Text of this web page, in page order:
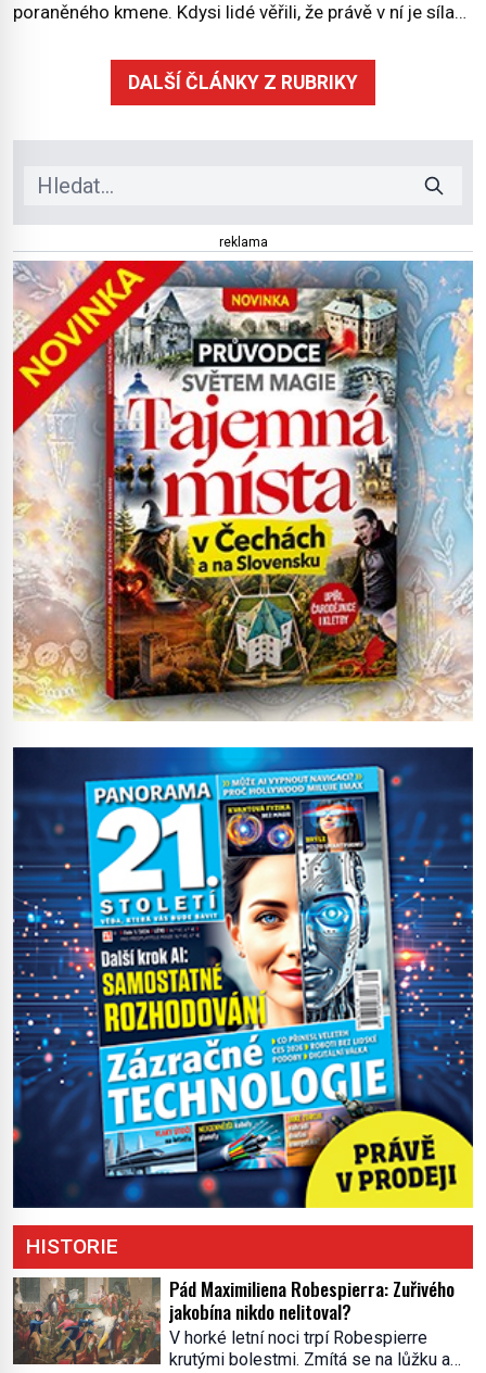
poraněného kmene. Kdysi lidé věřili, že právě v ní je síla
lidstvo pracovalo. Chrání strom před infekcí, hmyzem a
vysycháním. Dá se říct, že je to přírodní […]
DALŠÍ ČLÁNKY Z RUBRIKY
reklama
HISTORIE
Pád Maximiliena Robespierra: Zuřivého
jakobína nikdo nelitoval?
V horké letní noci trpí Robespierre
krutými bolestmi. Zmítá se na lůžku a